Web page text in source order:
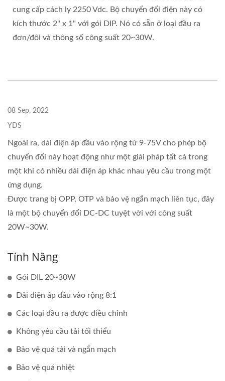
cung cấp cách ly 2250 Vdc. Bộ chuyển đổi điện này có
kích thước 2" x 1" với gói DIP. Nó có sẵn ở loại đầu ra
đơn/đôi và thông số công suất 20~30W.
08 Sep, 2022
YDS
Ngoài ra, dải điện áp đầu vào rộng từ 9-75V cho phép bộ
chuyển đổi này hoạt động như một giải pháp tất cả trong
một khi có nhiều dải điện áp khác nhau yêu cầu trong một
ứng dụng.
Được trang bị OPP, OTP và bảo vệ ngắn mạch liên tục, đây
là một bộ chuyển đổi DC-DC tuyệt vời với công suất
20W~30W.
Tính Năng
Gói DIL 20~30W
Dải điện áp đầu vào rộng 8:1
Các loại đầu ra được điều chỉnh
Không yêu cầu tải tối thiểu
Bảo vệ quá tải và ngắn mạch
Bảo vệ quá nhiệt